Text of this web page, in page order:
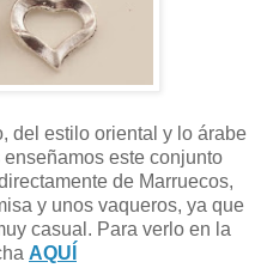
del estilo oriental y lo árabe
este conjunto
de Marruecos,
y unos vaqueros, ya que
casual. Para verlo en la
AQUÍ